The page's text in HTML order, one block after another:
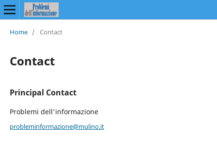
Home / Contact
Contact
Principal Contact
Problemi dell'informazione
probleminformazione@mulino.it